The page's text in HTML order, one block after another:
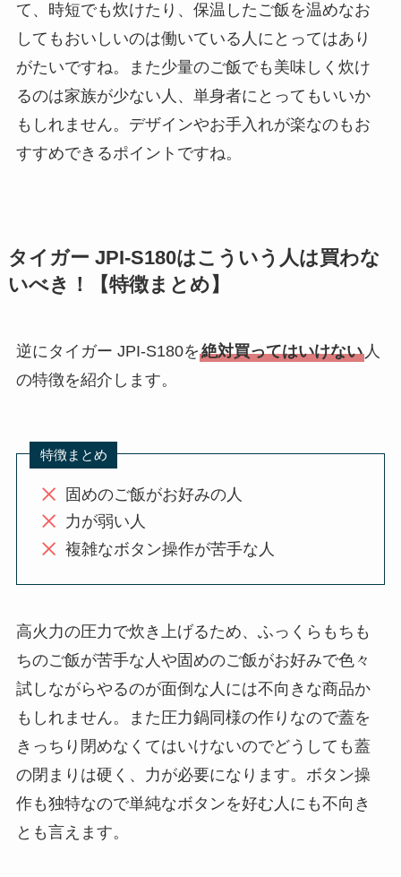
て、時短でも炊けたり、保温したご飯を温めなお
してもおいしいのは働いている人にとってはあり
がたいですね。また少量のご飯でも美味しく炊け
るのは家族が少ない人、単身者にとってもいいか
もしれません。デザインやお手入れが楽なのもお
すすめできるポイントですね。
タイガー JPI-S180はこういう人は買わな
いべき！【特徴まとめ】
逆にタイガー JPI-S180を絶対買ってはいけない人
の特徴を紹介します。
特徴まとめ
固めのご飯がお好みの人
力が弱い人
複雑なボタン操作が苦手な人
高火力の圧力で炊き上げるため、ふっくらもちも
ちのご飯が苦手な人や固めのご飯がお好みで色々
試しながらやるのが面倒な人には不向きな商品か
もしれません。また圧力鍋同様の作りなので蓋を
きっちり閉めなくてはいけないのでどうしても蓋
の閉まりは硬く、力が必要になります。ボタン操
作も独特なので単純なボタンを好む人にも不向き
とも言えます。